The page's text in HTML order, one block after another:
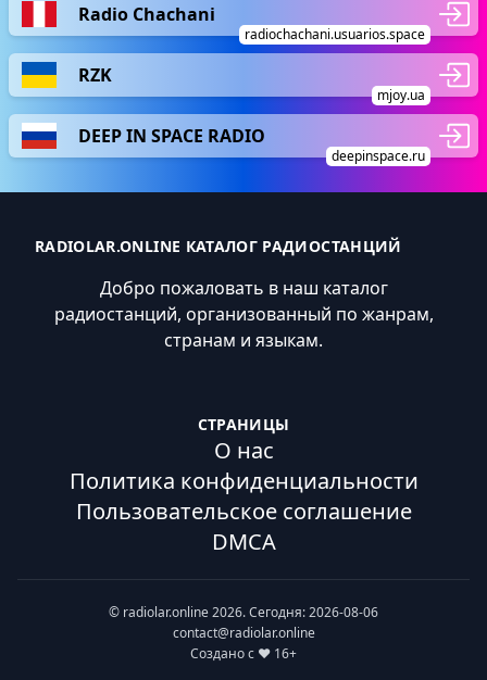
Radio Chachani
radiochachani.usuarios.space
RZK
mjoy.ua
DEEP IN SPACE RADIO
deepinspace.ru
RADIOLAR.ONLINE КАТАЛОГ РАДИОСТАНЦИЙ
Добро пожаловать в наш каталог
радиостанций, организованный по жанрам,
странам и языкам.
СТРАНИЦЫ
О нас
Политика конфиденциальности
Пользовательское соглашение
DMCA
© radiolar.online 2026. Сегодня: 2026-08-06
contact@radiolar.online
Создано с ❤️ 16+